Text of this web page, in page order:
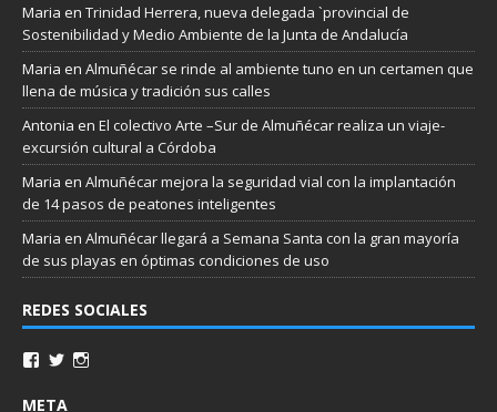
Maria en Trinidad Herrera, nueva delegada `provincial de
Sostenibilidad y Medio Ambiente de la Junta de Andalucía
Maria en Almuñécar se rinde al ambiente tuno en un certamen que
llena de música y tradición sus calles
Antonia en El colectivo Arte –Sur de Almuñécar realiza un viaje-
excursión cultural a Córdoba
Maria en Almuñécar mejora la seguridad vial con la implantación
de 14 pasos de peatones inteligentes
Maria en Almuñécar llegará a Semana Santa con la gran mayoría
de sus playas en óptimas condiciones de uso
REDES SOCIALES
META